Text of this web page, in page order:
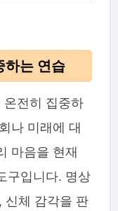
하는 연습
전히 집중하
나 미래에 대
마음을 현재
구입니다. 명상
신체 감각을 판